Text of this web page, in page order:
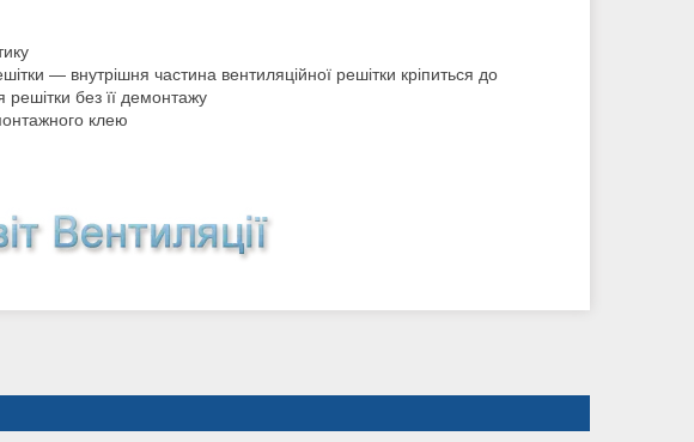
— внутрішня частина вентиляційної решітки кріпиться до
без її демонтажу
клею